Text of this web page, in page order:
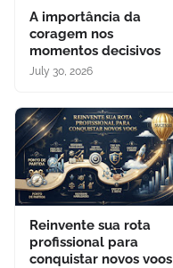
A importância da
coragem nos
momentos decisivos
July 30, 2026
Reinvente sua rota
profissional para
conquistar novos voos